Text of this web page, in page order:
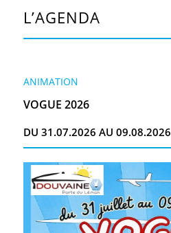
L’AGENDA
ANIMATION
VOGUE 2026
DU 31.07.2026 AU 09.08.2026